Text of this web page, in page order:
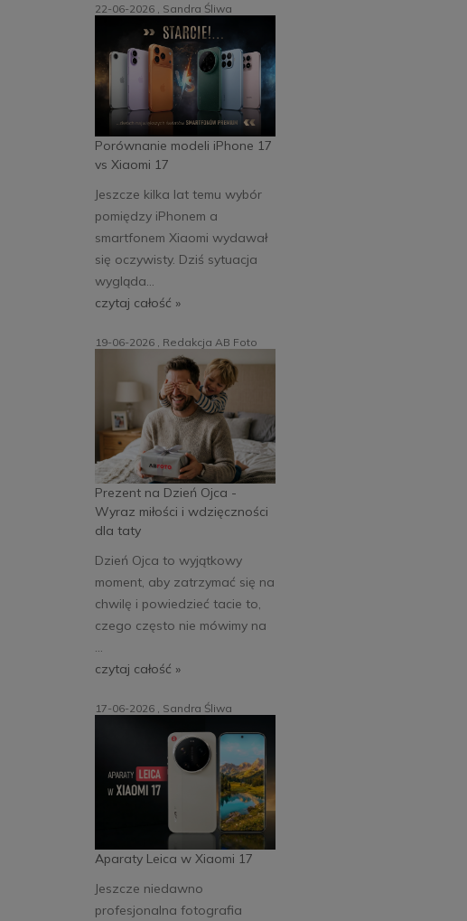
Porównanie modeli iPhone 17
vs Xiaomi 17
22-06-2026 , Sandra Śliwa
Jeszcze kilka lat temu wybór
pomiędzy iPhonem a
smartfonem Xiaomi wydawał
się oczywisty. Dziś sytuacja
wygląda...
czytaj całość »
Prezent na Dzień Ojca -
Wyraz miłości i wdzięczności
dla taty
19-06-2026 , Redakcja AB Foto
Dzień Ojca to wyjątkowy
moment, aby zatrzymać się na
chwilę i powiedzieć tacie to,
czego często nie mówimy na
...
czytaj całość »
Aparaty Leica w Xiaomi 17
17-06-2026 , Sandra Śliwa
Jeszcze niedawno
profesjonalna fotografia